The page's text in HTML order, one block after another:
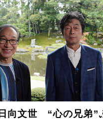
向文世 “心の兄弟”